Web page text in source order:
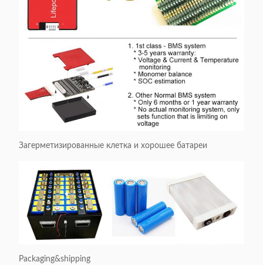
Загерметизированные клетка и хорошее батареи
Packaging&shipping